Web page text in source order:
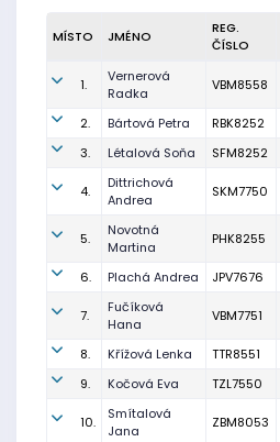
MÍSTO JMÉNO
REG.
ČÍSLO
1.
Vernerová
Radka
VBM8558
2. Bártová Petra RBK8252
3.
Létalová Soňa SFM8252
4.
Dittrichová
Andrea
SKM7750
5.
Novotná
Martina
PHK8255
6. Plachá Andrea JPV7676
7.
Fučíková
Hana
VBM7751
8. Křížová Lenka TTR8551
9.
Kočová Eva TZL7550
10.
Smítalová
Jana
ZBM8053